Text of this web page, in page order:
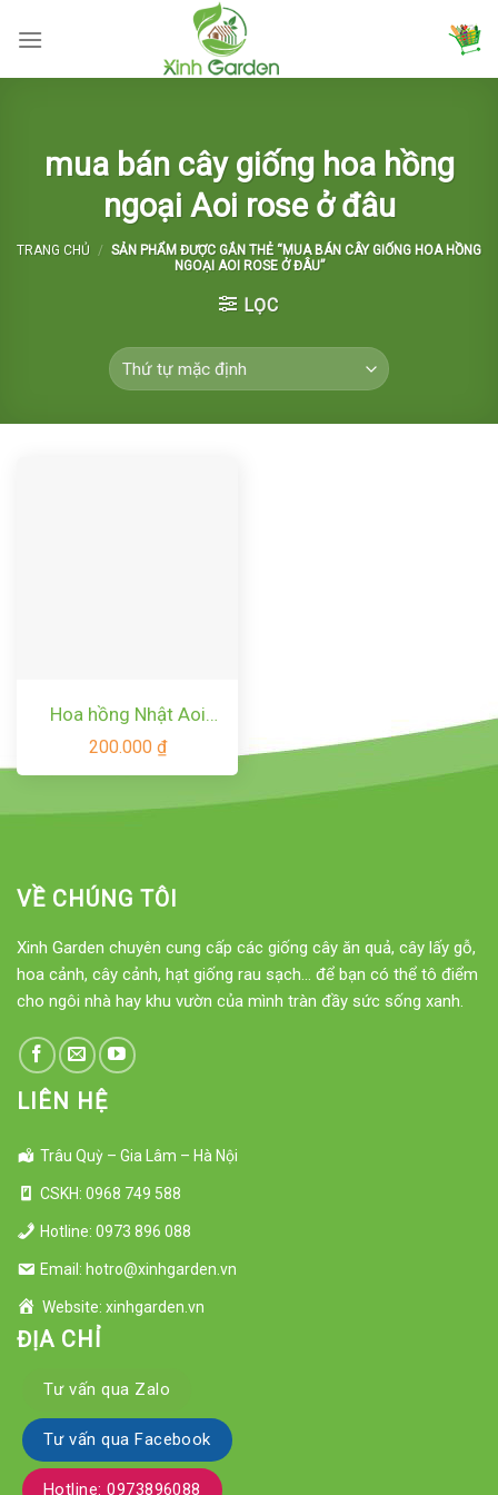
mua bán cây giống hoa hồng
ngoại Aoi rose ở đâu
TRANG CHỦ / SẢN PHẨM ĐƯỢC GẮN THẺ “MUA BÁN CÂY GIỐNG HOA HỒNG
NGOẠI AOI ROSE Ở ĐÂU”
LỌC
Hoa hồng Nhật Aoi
Rose – Vẻ đẹp tuyệt vời
200.000 ₫
VỀ CHÚNG TÔI
Xinh Garden chuyên cung cấp các giống cây ăn quả, cây lấy gỗ,
hoa cảnh, cây cảnh, hạt giống rau sạch... để bạn có thể tô điểm
cho ngôi nhà hay khu vườn của mình tràn đầy sức sống xanh.
LIÊN HỆ
Trâu Quỳ – Gia Lâm – Hà Nội
CSKH: 0968 749 588
Hotline: 0973 896 088
Email: hotro@xinhgarden.vn
Website: xinhgarden.vn
ĐỊA CHỈ
Tư vấn qua Zalo
Tư vấn qua Facebook
Hotline: 0973896088